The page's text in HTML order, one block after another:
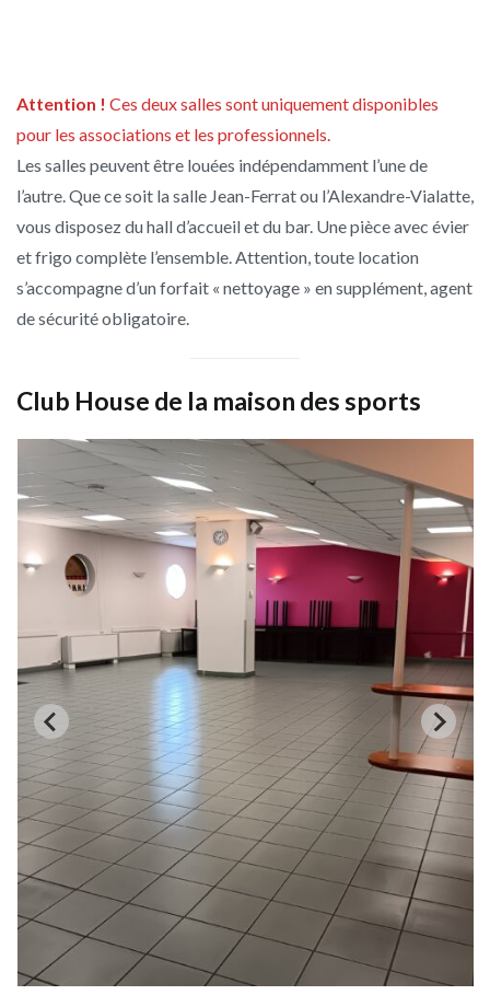
Attention ! Ces deux salles sont uniquement disponibles
pour les associations et les professionnels.
Les salles peuvent être louées indépendamment l’une de
l’autre. Que ce soit la salle Jean-Ferrat ou l’Alexandre-Vialatte,
vous disposez du hall d’accueil et du bar. Une pièce avec évier
et frigo complète l’ensemble. Attention, toute location
s’accompagne d’un forfait « nettoyage » en supplément, agent
de sécurité obligatoire.
Club House de la maison des sports